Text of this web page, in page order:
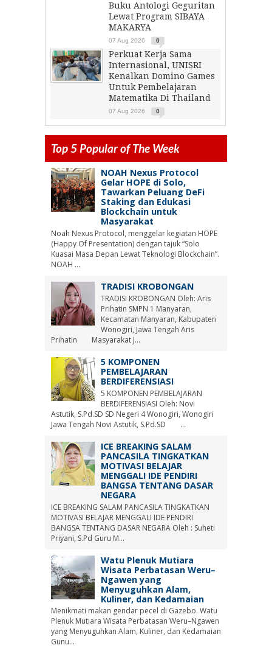
Buku Antologi Geguritan
Lewat Program SIBAYA
MAKARYA
07 Aug 2026 0
Perkuat Kerja Sama
Internasional, UNISRI
Kenalkan Domino Games
Untuk Pembelajaran
Matematika Di Thailand
07 Aug 2026 0
Top 5 Popular of The Week
NOAH Nexus Protocol
Gelar HOPE di Solo,
Tawarkan Peluang DeFi
Staking dan Edukasi
Blockchain untuk
Masyarakat
Noah Nexus Protocol, menggelar kegiatan HOPE
(Happy Of Presentation) dengan tajuk “Solo
Kuasai Masa Depan Lewat Teknologi Blockchain”.
NOAH ...
TRADISI KROBONGAN
TRADISI KROBONGAN Oleh: Aris
Prihatin SMPN 1 Manyaran,
Kecamatan Manyaran, Kabupaten
Wonogiri, Jawa Tengah Aris
Prihatin Masyarakat J...
5 KOMPONEN
PEMBELAJARAN
BERDIFERENSIASI
5 KOMPONEN PEMBELAJARAN
BERDIFERENSIASI Oleh: Novi
Astutik, S.Pd.SD SD Negeri 4 Wonogiri, Wonogiri
Jawa Tengah Novi Astutik, S.Pd.SD ...
ICE BREAKING SALAM
PANCASILA TINGKATKAN
MOTIVASI BELAJAR
MENGGALI IDE PENDIRI
BANGSA TENTANG DASAR
NEGARA
ICE BREAKING SALAM PANCASILA TINGKATKAN
MOTIVASI BELAJAR MENGGALI IDE PENDIRI
BANGSA TENTANG DASAR NEGARA Oleh : Suheti
Priyani, S.Pd Guru M...
Watu Plenuk Mutiara
Wisata Perbatasan Weru–
Ngawen yang
Menyuguhkan Alam,
Kuliner, dan Kedamaian
Menikmati makan gendar pecel di Gazebo. Watu
Plenuk Mutiara Wisata Perbatasan Weru–Ngawen
yang Menyuguhkan Alam, Kuliner, dan Kedamaian
Gunu...